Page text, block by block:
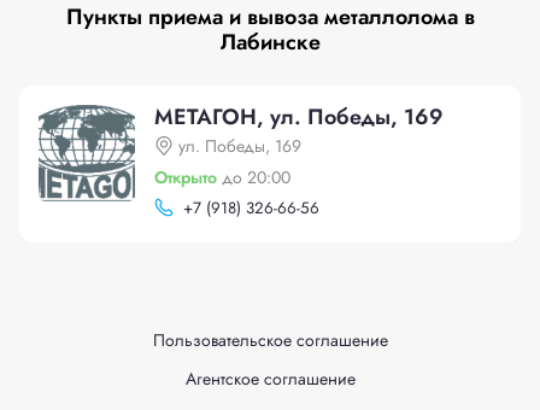
Пункты приема и вывоза металлолома в
Лабинске
МЕТАГОН, ул. Победы, 169
ул. Победы, 169
Открыто до 20:00
+7 (918) 326-66-56
Пользовательское соглашение
Агентское соглашение